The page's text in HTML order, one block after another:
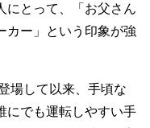
にとって、「お父さん
カー」という印象が強
場して以来、手頃な
にでも運転しやすい手